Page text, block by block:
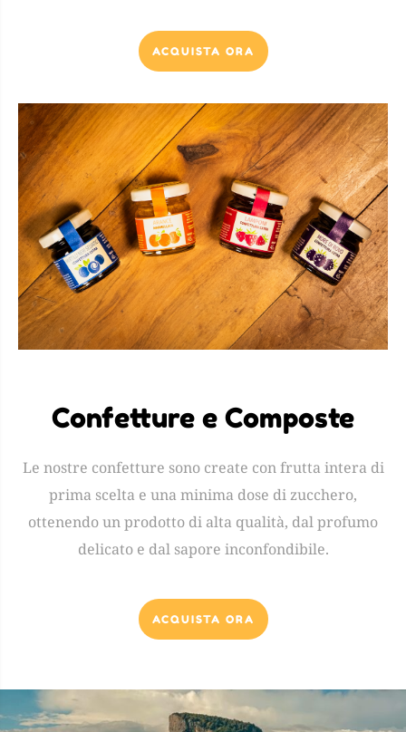
ACQUISTA ORA
Confetture e Composte
Le nostre confetture sono create con frutta intera di
prima scelta e una minima dose di zucchero,
ottenendo un prodotto di alta qualità, dal profumo
delicato e dal sapore inconfondibile.
ACQUISTA ORA